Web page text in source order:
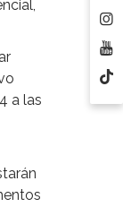
a las